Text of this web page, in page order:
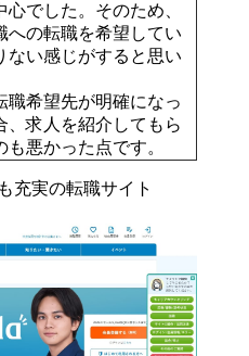
でした。そのため、
への転職を希望してい
ない感じがすると思い
職希望先が明確になっ
、求人を紹介してもら
悪かった点です。
充実の転職サイト